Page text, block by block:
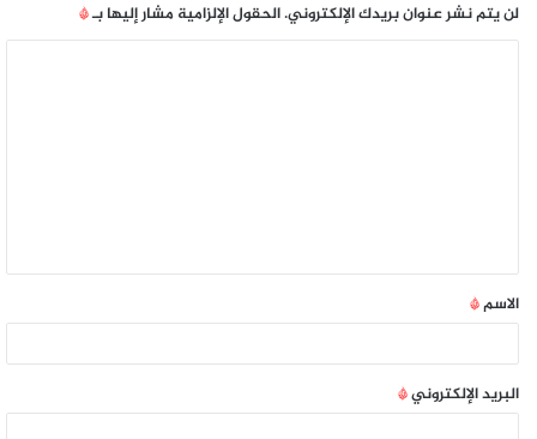
لن يتم نشر عنوان بريدك الإلكتروني.الحقول الإلزامية مشار إليها بـ*
الاسم*
البريد الإلكتروني*